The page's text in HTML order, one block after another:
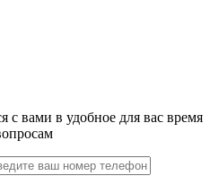
с вами в удобное для вас время